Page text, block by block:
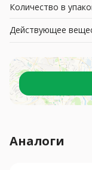
Количество в
Действующее
Аналоги